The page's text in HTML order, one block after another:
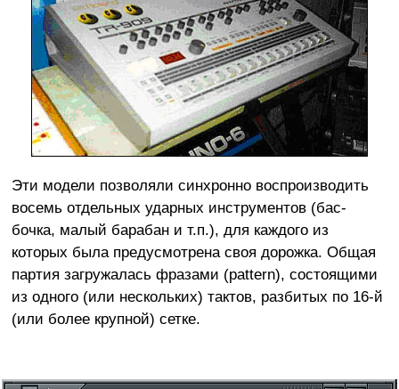
Эти модели позволяли синхронно воспроизводить
восемь отдельных ударных инструментов (бас-
бочка, малый барабан и т.п.), для каждого из
которых была предусмотрена своя дорожка. Общая
партия загружалась фразами (pattern), состоящими
из одного (или нескольких) тактов, разбитых по 16-й
(или более крупной) сетке.